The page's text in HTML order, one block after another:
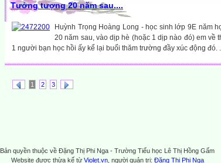
Tưởng tượng 20 năm sau....
Huỳnh Trọng Hoàng Long - học sinh lớp 9E năm
20 năm sau, vào dịp hè (hoặc 1 dịp nào đó) em về
1 người bạn học hồi ấy kể lại buổi thăm trường đầy xúc động đó.
1 2 3
Bản quyền thuộc về Đặng Thị Phi Nga - Trường Tiểu học Lê Thị Hồng Gấm
Website được thừa kế từ Violet.vn, người quản trị: Đặng Thị Phi Nga